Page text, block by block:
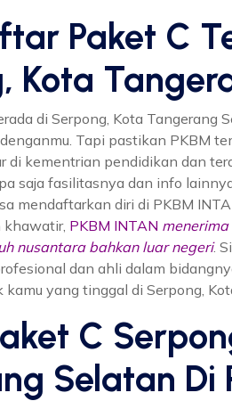
Paket C
Kota
di Serpong, Kota Tangerang
Tapi pastikan PKBM
di kementrian pendidikan dan
saja fasilitasnya dan info
mendaftarkan diri di PKBM
khawatir, PKBM INTAN
nusantara bahkan luar negeri.
dan ahli dalam
yang tinggal di Serpong,
C
Selatan Di